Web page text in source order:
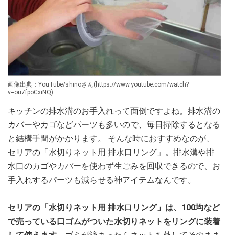
画像出典：YouTube/shinoさん(https://www.youtube.com/watch?
v=ou7fpoCxiNQ)
キッチンの排水溝のお手入れって面倒ですよね。排水溝の
カバーやカゴなどパーツも多いので、毎日掃除するとなる
と結構手間がかかります。 そんな時におすすめなのが、
セリアの「水切りネット用 排水口リング」。排水溝や排
水口のカゴやカバーを使わず生ごみを回収できるので、お
手入れするパーツも減らせる神アイテムなんです。
セリアの「水切りネット用 排水口 リング」は、100均など
で売っている口ゴムがついた水切りネットをリングに装着